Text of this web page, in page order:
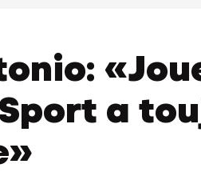
a